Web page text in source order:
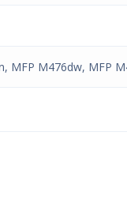
MFP M476dw, MFP